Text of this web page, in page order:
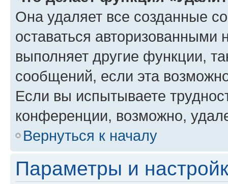
Она удаляет все созданные
оставаться авторизованными
выполняет другие функции,
сообщений, если эта
Если вы испытываете
конференции, возможно,
Вернуться к началу
Параметры и